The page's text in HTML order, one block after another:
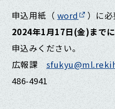
申込用紙（word
）に
2024年1月17日(金)まで
申込みください。
広報課
486-4941